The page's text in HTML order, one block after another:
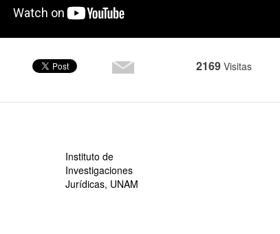
2169 Visitas
Instituto de
Investigaciones
Jurídicas, UNAM